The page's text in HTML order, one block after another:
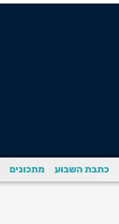
כתבת השבוע מתכונים